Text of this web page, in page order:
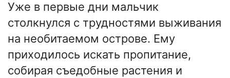
Уже в первые дни мальчик
столкнулся с трудностями выживания
на необитаемом острове. Ему
приходилось искать пропитание,
собирая съедобные растения и